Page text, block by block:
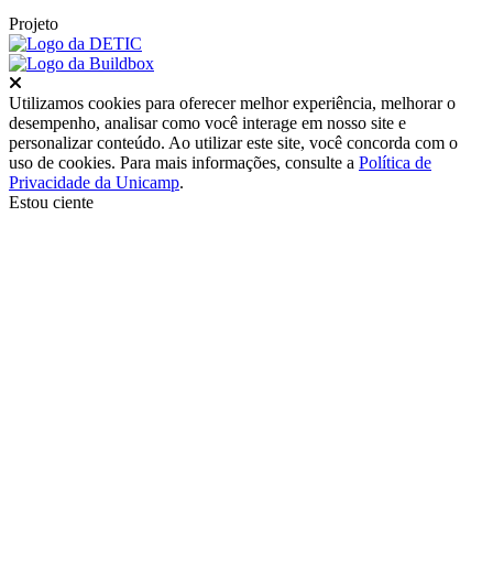
Projeto
Utilizamos cookies para oferecer melhor experiência, melhorar o
desempenho, analisar como você interage em nosso site e
personalizar conteúdo. Ao utilizar este site, você concorda com o
uso de cookies. Para mais informações, consulte a Política de
Privacidade da Unicamp.
Estou ciente